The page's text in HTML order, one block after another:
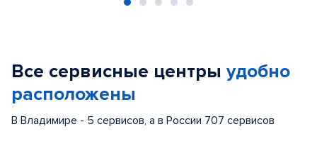
Все сервисные центры удобно
расположены
В Владимире - 5 сервисов, а в России 707 сервисов